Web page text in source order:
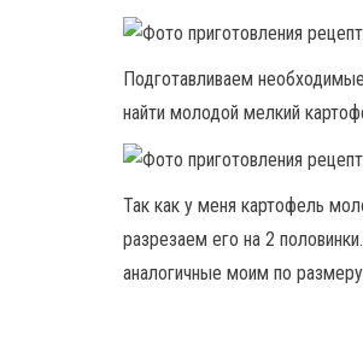
Подготавливаем
найти молодой мелкий
Так как у меня картофель
разрезаем его на 2
аналогичные моим по